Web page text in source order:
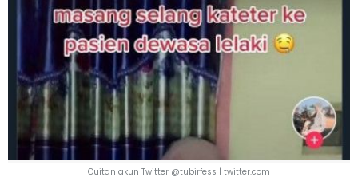
Cuitan akun Twitter @tubirfess | twitter.com